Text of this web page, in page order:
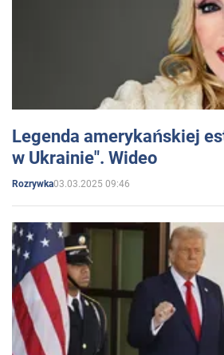
Legenda amerykańskiej
w Ukrainie". Wideo
Rozrywka03.03.2025 09:46